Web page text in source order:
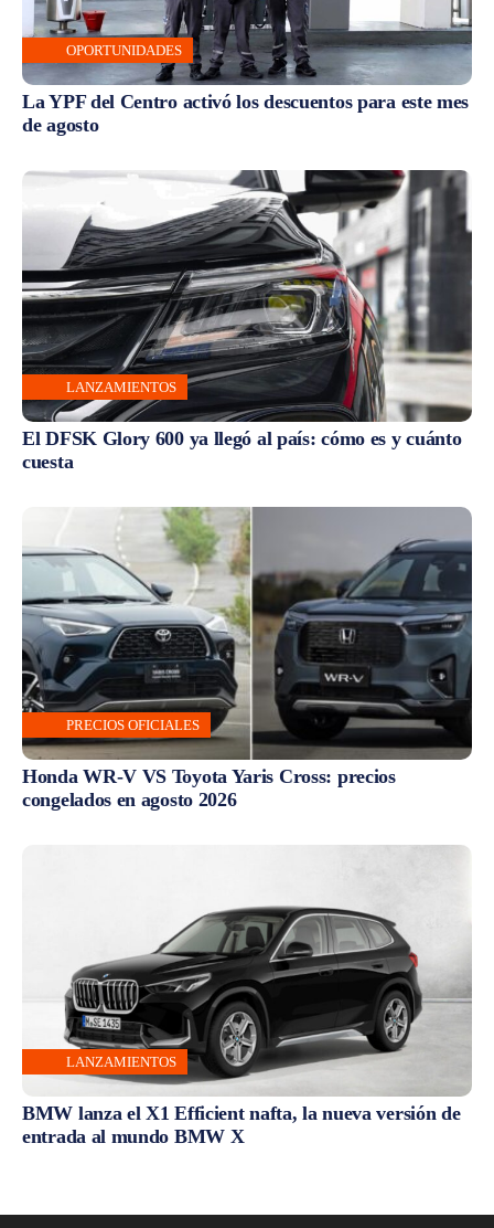
OPORTUNIDADES
La YPF del Centro activó los descuentos para este mes
de agosto
LANZAMIENTOS
El DFSK Glory 600 ya llegó al país: cómo es y cuánto
cuesta
PRECIOS OFICIALES
Honda WR-V VS Toyota Yaris Cross: precios
congelados en agosto 2026
LANZAMIENTOS
BMW lanza el X1 Efficient nafta, la nueva versión de
entrada al mundo BMW X